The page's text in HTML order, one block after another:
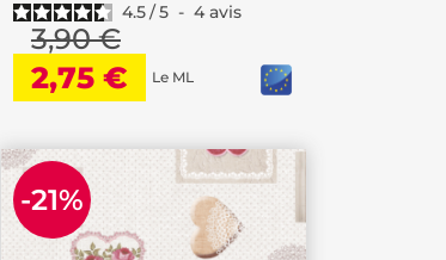
4.5/5 - 4 avis
3,90 €
2,75 € Le ML
-21%